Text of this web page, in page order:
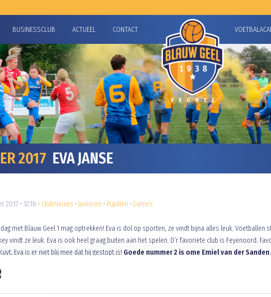
BUSINESSCLUB ACTUEEL CONTACT
2017 EVA JANSE
• 12:18 • Clubnieuws • Junioren • Pupillen • Dames
met Blauw Geel 1 mag optrekken! Eva is dol op sporten, ze vindt bijna alles leuk. Voetballen
vindt ze leuk. Eva is ook heel graag buiten aan het spelen. D’r favoriete club is Feyenoord.
Eva is er niet blij mee dat hij gestopt is! Goede nummer 2 is ome Emiel van der Sanden
er op tijd aanstaande zondag! Tot dan!